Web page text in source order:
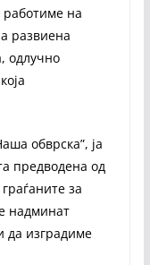
работиме на
развиена
одлучно
обврска”, ја
предводена од
за
надминат
да изградиме